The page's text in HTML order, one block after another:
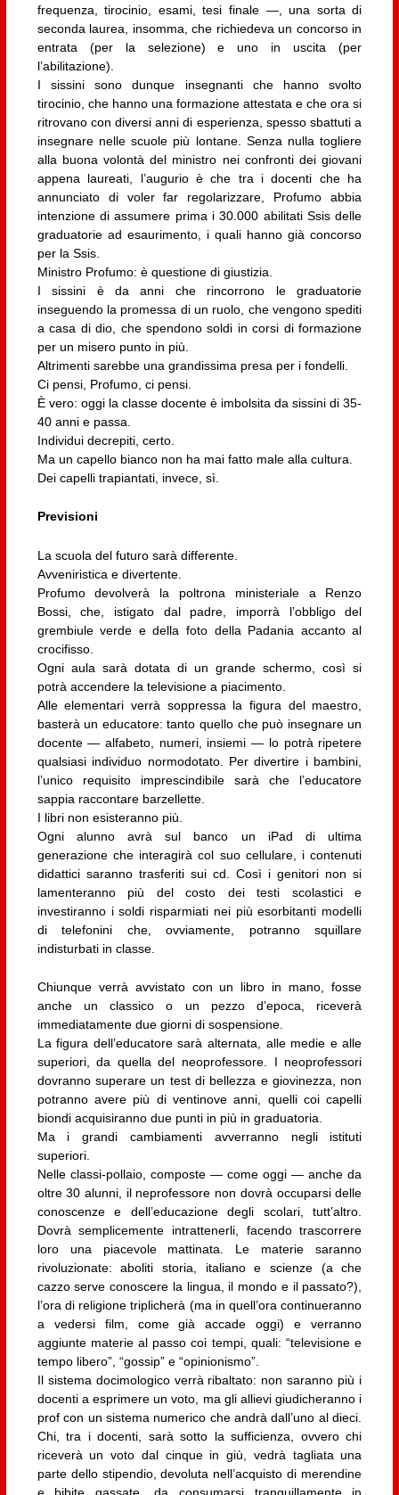
frequenza, tirocinio, esami, tesi finale —, una sorta di
seconda laurea, insomma, che richiedeva un concorso in
entrata (per la selezione) e uno in uscita (per
l’abilitazione).
I sissini sono dunque insegnanti che hanno svolto
tirocinio, che hanno una formazione attestata e che ora si
ritrovano con diversi anni di esperienza, spesso sbattuti a
insegnare nelle scuole più lontane. Senza nulla togliere
alla buona volontà del ministro nei confronti dei giovani
appena laureati, l’augurio è che tra i docenti che ha
annunciato di voler far regolarizzare, Profumo abbia
intenzione di assumere prima i 30.000 abilitati Ssis delle
graduatorie ad esaurimento, i quali hanno già concorso
per la Ssis.
Ministro Profumo: è questione di giustizia.
I sissini è da anni che rincorrono le graduatorie
inseguendo la promessa di un ruolo, che vengono spediti
a casa di dio, che spendono soldi in corsi di formazione
per un misero punto in più.
Altrimenti sarebbe una grandissima presa per i fondelli.
Ci pensi, Profumo, ci pensi.
È vero: oggi la classe docente è imbolsita da sissini di 35-
40 anni e passa.
Individui decrepiti, certo.
Ma un capello bianco non ha mai fatto male alla cultura.
Dei capelli trapiantati, invece, sì.
Previsioni
La scuola del futuro sarà differente.
Avveniristica e divertente.
Profumo devolverà la poltrona ministeriale a Renzo
Bossi, che, istigato dal padre, imporrà l’obbligo del
grembiule verde e della foto della Padania accanto al
crocifisso.
Ogni aula sarà dotata di un grande schermo, così si
potrà accendere la televisione a piacimento.
Alle elementari verrà soppressa la figura del maestro,
basterà un educatore: tanto quello che può insegnare un
docente — alfabeto, numeri, insiemi — lo potrà ripetere
qualsiasi individuo normodotato. Per divertire i bambini,
l’unico requisito imprescindibile sarà che l’educatore
sappia raccontare barzellette.
I libri non esisteranno più.
Ogni alunno avrà sul banco un iPad di ultima
generazione che interagirà col suo cellulare, i contenuti
didattici saranno trasferiti sui cd. Così i genitori non si
lamenteranno più del costo dei testi scolastici e
investiranno i soldi risparmiati nei più esorbitanti modelli
di telefonini che, ovviamente, potranno squillare
indisturbati in classe.
Chiunque verrà avvistato con un libro in mano, fosse
anche un classico o un pezzo d’epoca, riceverà
immediatamente due giorni di sospensione.
La figura dell’educatore sarà alternata, alle medie e alle
superiori, da quella del neoprofessore. I neoprofessori
dovranno superare un test di bellezza e giovinezza, non
potranno avere più di ventinove anni, quelli coi capelli
biondi acquisiranno due punti in più in graduatoria.
Ma i grandi cambiamenti avverranno negli istituti
superiori.
Nelle classi-pollaio, composte — come oggi — anche da
oltre 30 alunni, il neprofessore non dovrà occuparsi delle
conoscenze e dell’educazione degli scolari, tutt’altro.
Dovrà semplicemente intrattenerli, facendo trascorrere
loro una piacevole mattinata. Le materie saranno
rivoluzionate: aboliti storia, italiano e scienze (a che
cazzo serve conoscere la lingua, il mondo e il passato?),
l’ora di religione triplicherà (ma in quell’ora continueranno
a vedersi film, come già accade oggi) e verranno
aggiunte materie al passo coi tempi, quali: “televisione e
tempo libero”, “gossip” e “opinionismo”.
Il sistema docimologico verrà ribaltato: non saranno più i
docenti a esprimere un voto, ma gli allievi giudicheranno i
prof con un sistema numerico che andrà dall’uno al dieci.
Chi, tra i docenti, sarà sotto la sufficienza, ovvero chi
riceverà un voto dal cinque in giù, vedrà tagliata una
parte dello stipendio, devoluta nell’acquisto di merendine